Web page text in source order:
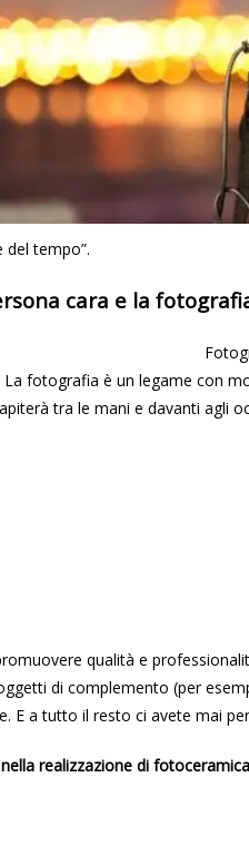
tempo”.
cara e la
fotografia è un legame con
tra le mani e davanti agli
qualità e
di complemento (per
E a tutto il resto ci avete mai
realizzazione di